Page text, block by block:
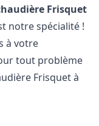
Frisquet
notre spécialité !
à votre
tout problème
Frisquet à